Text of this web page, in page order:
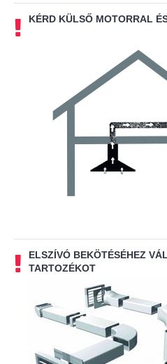
KÉRD KÜLSŐ MOTORRAL
ELSZÍVÓ BEKÖTÉSÉHEZ
TARTOZÉKOT